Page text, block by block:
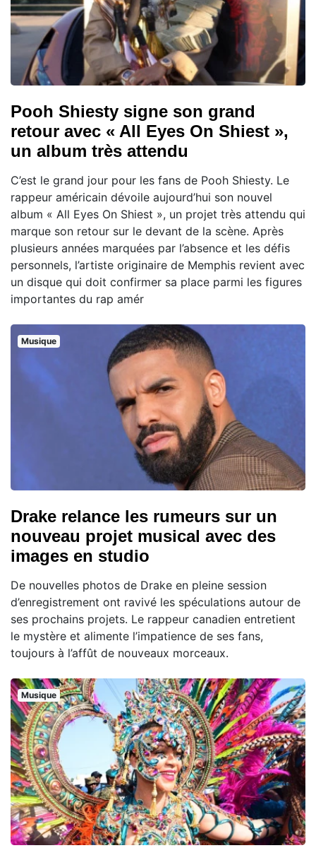
Pooh Shiesty signe son grand
retour avec « All Eyes On Shiest »,
un album très attendu
C’est le grand jour pour les fans de Pooh Shiesty. Le
rappeur américain dévoile aujourd’hui son nouvel
album « All Eyes On Shiest », un projet très attendu qui
marque son retour sur le devant de la scène. Après
plusieurs années marquées par l’absence et les défis
personnels, l’artiste originaire de Memphis revient avec
un disque qui doit confirmer sa place parmi les figures
importantes du rap amér
Musique
Drake relance les rumeurs sur un
nouveau projet musical avec des
images en studio
De nouvelles photos de Drake en pleine session
d’enregistrement ont ravivé les spéculations autour de
ses prochains projets. Le rappeur canadien entretient
le mystère et alimente l’impatience de ses fans,
toujours à l’affût de nouveaux morceaux.
Musique